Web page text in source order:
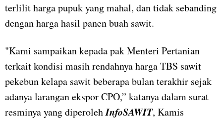
terlilit harga pupuk yang mahal, dan tidak sebanding
dengan harga hasil panen buah sawit.
"Kami sampaikan kepada pak Menteri Pertanian
terkait kondisi masih rendahnya harga TBS sawit
pekebun kelapa sawit beberapa bulan terakhir sejak
adanya larangan ekspor CPO,” katanya dalam surat
resminya yang diperolehInfoSAWIT, Kamis